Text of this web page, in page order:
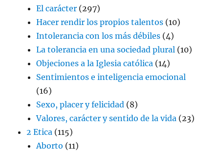
El carácter (297)
Hacer rendir los propios talentos (10)
Intolerancia con los más débiles (4)
La tolerancia en una sociedad plural (10)
Objeciones a la Iglesia católica (14)
Sentimientos e inteligencia emocional
(16)
Sexo, placer y felicidad (8)
Valores, carácter y sentido de la vida (23)
2 Etica (115)
Aborto (11)